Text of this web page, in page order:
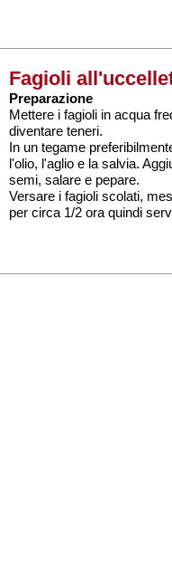
Fagioli
Preparazione
Mettere i fagioli in acqua
diventare teneri.
In un tegame
l'olio, l'aglio e la salvia.
semi, salare e pepare.
Versare i fagioli scolati,
per circa 1/2 ora quindi